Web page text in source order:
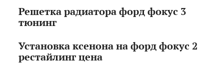
Решетка радиатора форд фокус 3
тюнинг
Установка ксенона на форд фокус 2
рестайлинг цена